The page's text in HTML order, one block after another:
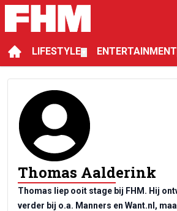
LIFESTYLE ENTERTAINMENT
Thomas Aalderink
Thomas liep ooit stage bij FHM. Hij
verder bij o.a. Manners en Want.nl,